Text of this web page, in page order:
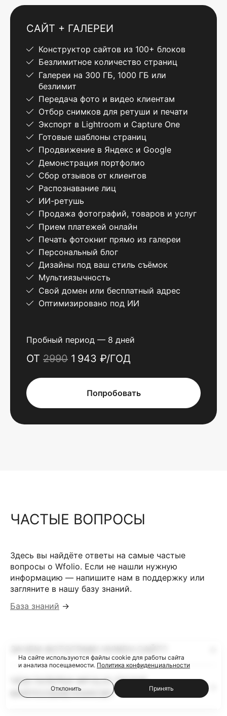
САЙТ + ГАЛЕРЕИ
Конструктор сайтов из 100+ блоков
Безлимитное количество страниц
Галереи на 300 ГБ, 1000 ГБ или
безлимит
Передача фото и видео клиентам
Отбор снимков для ретуши и печати
Экспорт в Lightroom и Capture One
Готовые шаблоны страниц
Продвижение в Яндекс и Google
Демонстрация портфолио
Сбор отзывов от клиентов
Распознавание лиц
ИИ-ретушь
Продажа фотографий, товаров и услуг
Прием платежей онлайн
Печать фотокниг прямо из галереи
Персональный блог
Дизайны под ваш стиль съёмок
Мультиязычность
Свой домен или бесплатный адрес
Оптимизировано под ИИ
Пробный период — 8 дней
ОТ 2990 1 943 ₽/ГОД
Попробовать
ЧАСТЫЕ ВОПРОСЫ
Здесь вы найдёте ответы на самые частые
вопросы о Wfolio. Если не нашли нужную
информацию — напишите нам в поддержку или
загляните в нашу базу знаний.
База знаний →
ЧЕМ ГАЛЕРЕИ WFOLIO ЛУЧШЕ
ФАЙЛООБМЕННИКОВ?
На сайте используются файлы cookie для работы сайта
и анализа посещаемости. Политика конфиденциальности
Отклонить Принять